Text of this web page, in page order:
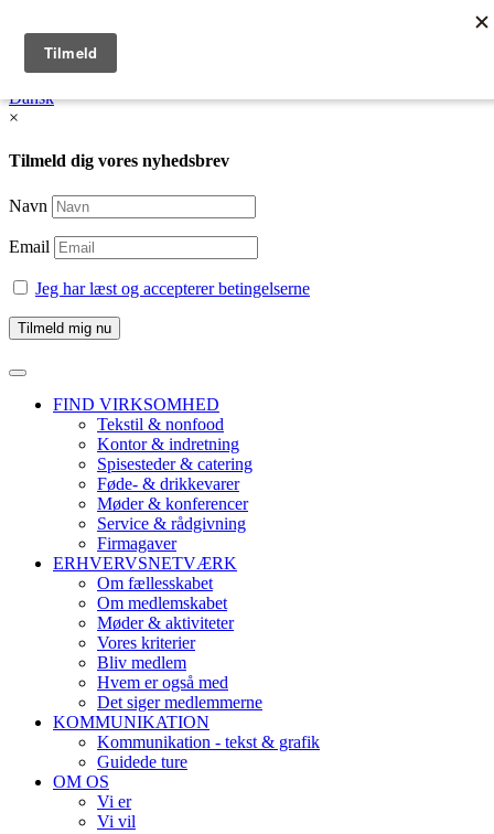
Dansk /
English
Dansk
×
Tilmeld dig vores nyhedsbrev
Navn
Email
Jeg har læst og accepterer betingelserne
FIND VIRKSOMHED
Tekstil & nonfood
Kontor & indretning
Spisesteder & catering
Føde- & drikkevarer
Møder & konferencer
Service & rådgivning
Firmagaver
ERHVERVSNETVÆRK
Om fællesskabet
Om medlemskabet
Møder & aktiviteter
Vores kriterier
Bliv medlem
Hvem er også med
Det siger medlemmerne
KOMMUNIKATION
Kommunikation - tekst & grafik
Guidede ture
OM OS
Vi er
Vi vil